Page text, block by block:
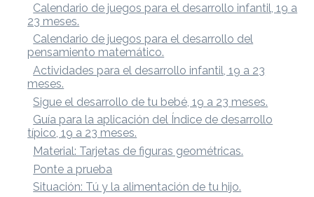
Calendario de juegos para el desarrollo infantil, 19 a
23 meses.
Calendario de juegos para el desarrollo del
pensamiento matemático.
Actividades para el desarrollo infantil, 19 a 23
meses.
Sigue el desarrollo de tu bebé, 19 a 23 meses.
Guía para la aplicación del Índice de desarrollo
típico, 19 a 23 meses.
Material: Tarjetas de figuras geométricas.
Ponte a prueba
Situación: Tú y la alimentación de tu hijo.